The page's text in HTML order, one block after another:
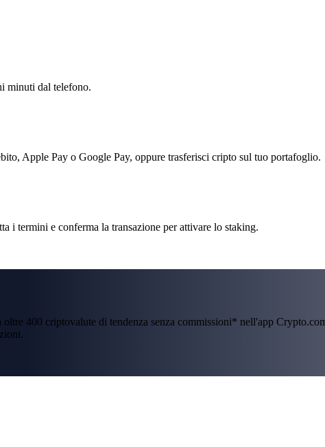
minuti dal telefono.
Apple Pay o Google Pay, oppure trasferisci cripto sul tuo portafoglio.
i termini e conferma la transazione per attivare lo staking.
400 criptovalute di tendenza senza commissioni* nell'app